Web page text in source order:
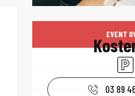
EVENT
03 89